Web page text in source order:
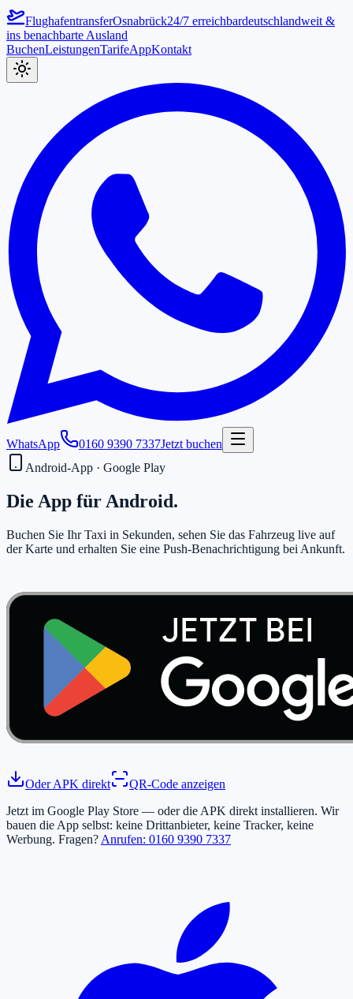
FlughafentransferOsnabrück24/7 erreichbardeutschlandweit &
ins benachbarte Ausland
BuchenLeistungenTarifeAppKontakt
WhatsApp 0160 9390 7337Jetzt buchen
Android-App · Google Play
Die App für Android.
Buchen Sie Ihr Taxi in Sekunden, sehen Sie das Fahrzeug live auf
der Karte und erhalten Sie eine Push-Benachrichtigung bei Ankunft.
Oder APK direkt
QR-Code anzeigen
Jetzt im Google Play Store — oder die APK direkt installieren. Wir
bauen die App selbst: keine Drittanbieter, keine Tracker, keine
Werbung. Fragen? Anrufen: 0160 9390 7337